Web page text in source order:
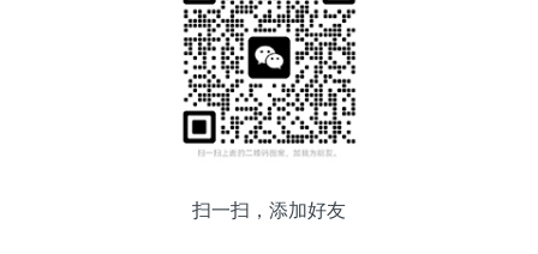
扫一扫，添加好友